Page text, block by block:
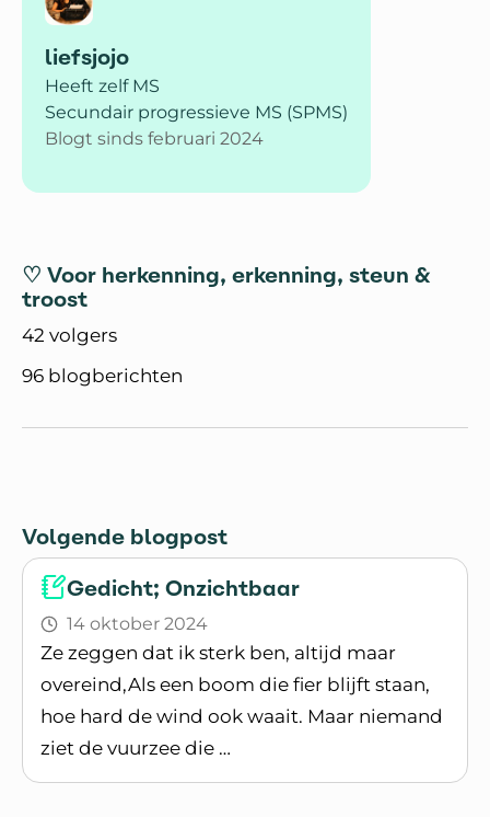
liefsjojo
Heeft zelf MS
Secundair progressieve MS (SPMS)
Blogt sinds februari 2024
♡ Voor herkenning, erkenning, steun &
troost
42 volgers
96 blogberichten
Volgende blogpost
Gedicht; Onzichtbaar
14 oktober 2024
Ze zeggen dat ik sterk ben, altijd maar
overeind,Als een boom die fier blijft staan,
hoe hard de wind ook waait. Maar niemand
ziet de vuurzee die …
Lees blogpost